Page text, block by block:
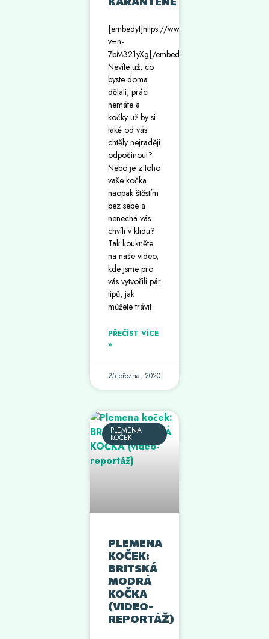
[embedyt]https://www.youtube.com/watch?
v=n-
7bM321yXg[/embedyt]
Nevíte už, co
byste doma
dělali, práci
nemáte a
kočky už by si
také od vás
chtěly nejraději
odpočinout?
Nebo je z toho
vaše kočka
naopak štěstím
bez sebe a
nenechá vás
chvíli v klidu?
Tak koukněte
na naše video,
kde jsme pro
vás vytvořili pár
tipů, jak
můžete trávit
PŘEČÍST VÍCE
»
25 března, 2020
PLEMENA
KOČEK
PLEMENA
KOČEK:
BRITSKÁ
MODRÁ
KOČKA
(VIDEO-
REPORTÁŽ)